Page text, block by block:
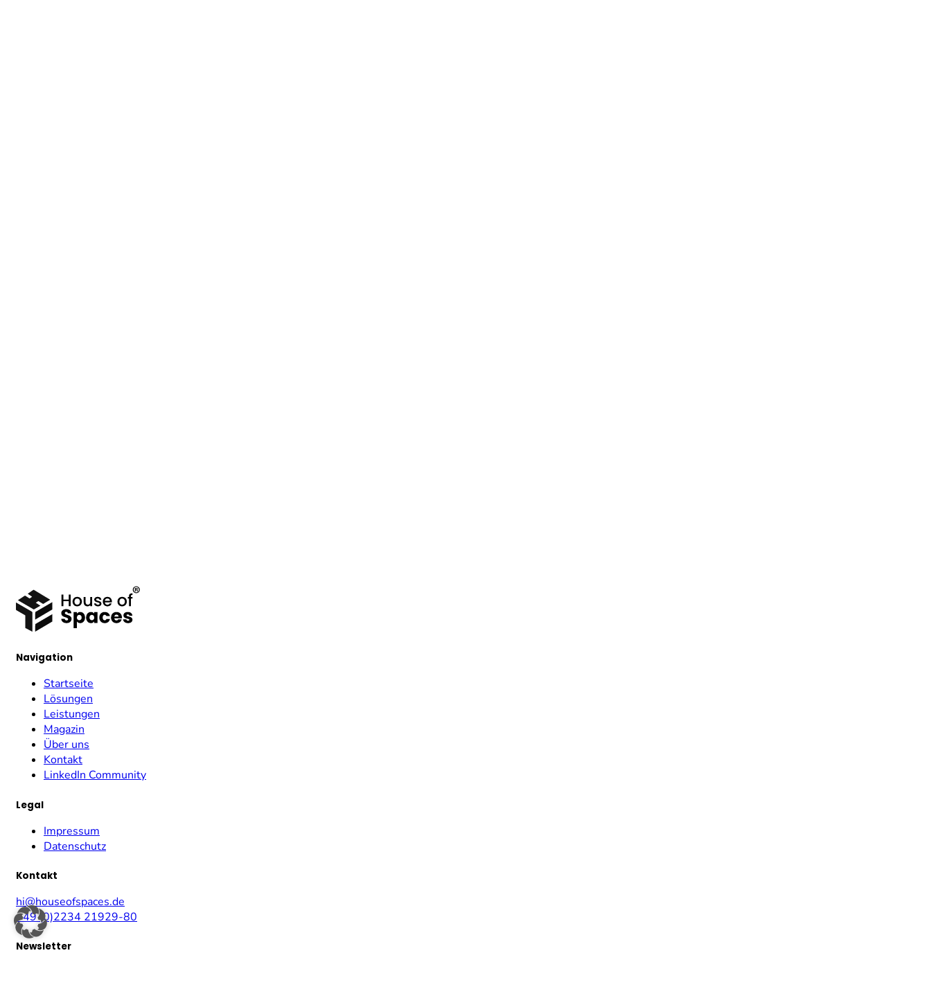
Navigation
Startseite
Lösungen
Leistungen
Magazin
Über uns
Kontakt
LinkedIn Community
Legal
Impressum
Datenschutz
Kontakt
hi@houseofspaces.de
+49 (0)2234 21929-80
Newsletter